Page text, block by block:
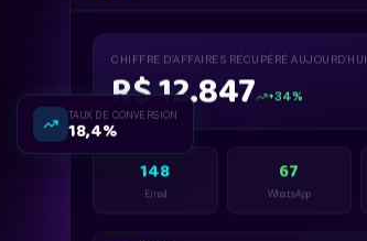
CHIFFRE D’AFFAIRES RÉCUPÉRÉ AUJOURD’HUI
R$ 12.847 +34%
148
Email
67
WhatsApp
TAUX DE CONVERSION
18,4%